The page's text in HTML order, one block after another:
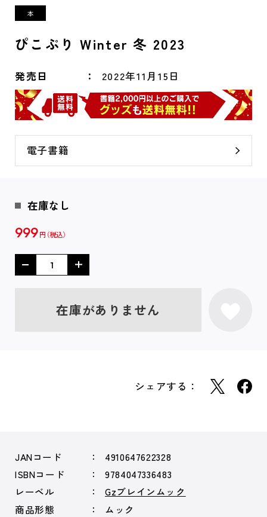
ぴこぷり Winter 冬 2023
発売日 2022年11月15日
電子書籍
在庫なし
999 円
在庫がありません
シェアする：
JANコード
4910647622328
ISBNコード
9784047336483
レーベル
Gzブレインムック
商品形態
ムック